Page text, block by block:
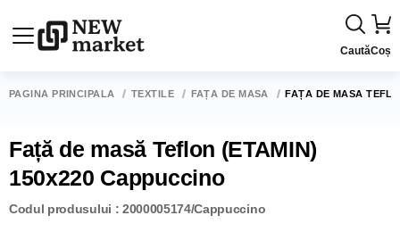
CautăCoș
PAGINA PRINCIPALĂ TEXTILE FAȚĂ DE MASĂ FAȚĂ DE MASĂ
Față de masă Teflon (ETAMIN)
150x220 Cappuccino
Codul produsului : 2000005174/Cappuccino